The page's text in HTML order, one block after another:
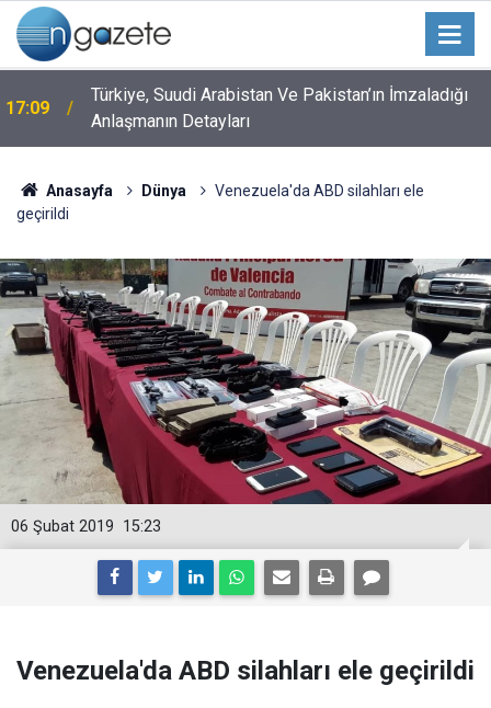
17:09
Türkiye, Suudi Arabistan Ve Pakistan’ın İmzaladığı
Anlaşmanın Detayları
Anasayfa Dünya
Venezuela'da ABD silahları ele
geçirildi
15:23
06 Şubat 2019
Venezuela'da ABD silahları ele geçirildi